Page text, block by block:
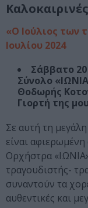
«Ο Ιούλιος των
Ιουλίου 2024
Σάββατο 20
Σύνολο
Θοδωρής
Γιορτή της
Σε αυτή τη
είναι
Ορχήστρα
τραγουδιστής-
συναντούν τα
αυθεντικές και